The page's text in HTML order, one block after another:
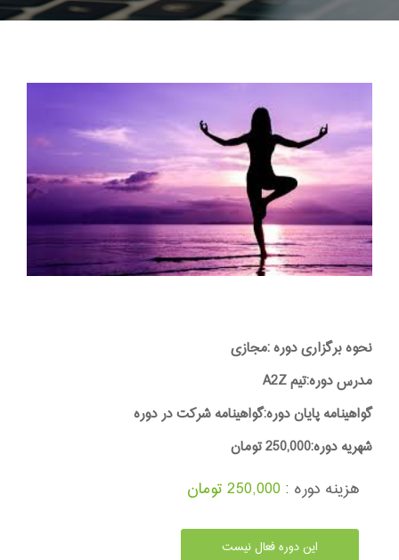
نحوه برگزاری دوره :مجازی
مدرس دوره:تیم A2Z
گواهینامه پایان دوره:گواهینامه شرکت در دوره
شهریه دوره:250,000 تومان
هزینه دوره : 250,000 تومان
این دوره فعال نیست